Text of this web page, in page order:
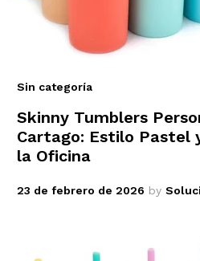
Sin categoría
Skinny Tumblers
Cartago: Estilo Pastel
la Oficina
23 de febrero de 2026 by